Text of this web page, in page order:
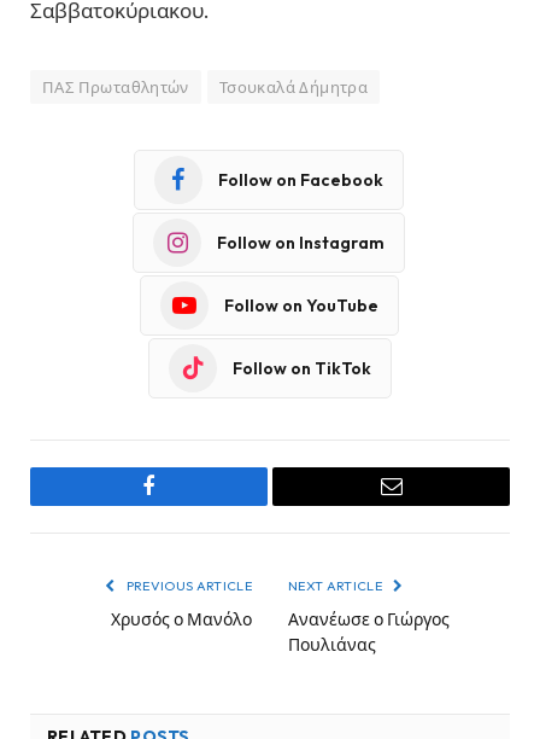
Σαββατοκύριακου.
ΠΑΣ Πρωταθλητών Τσουκαλά Δήμητρα
Follow on Facebook
Follow on Instagram
Follow on YouTube
Follow on TikTok
Facebook Email
PREVIOUS ARTICLE
Χρυσός ο Μανόλο
NEXT ARTICLE
Ανανέωσε ο Γιώργος
Πουλιάνας